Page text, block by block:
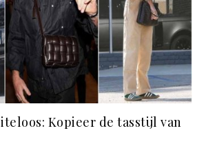
Kopieer de tasstijl van